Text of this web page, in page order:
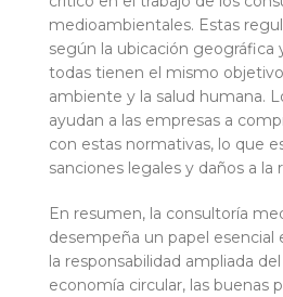
medioambientales. Estas
según la ubicación geográfica
todas tienen el mismo
ambiente y la salud humana.
ayudan a las empresas a
con estas normativas, lo que
sanciones legales y daños a la
En resumen, la consultoría
desempeña un papel esencial
la responsabilidad ampliada
economía circular, las buenas